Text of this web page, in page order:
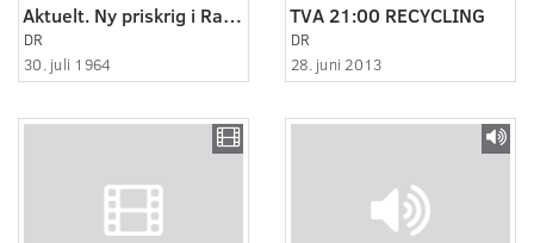
Aktuelt. Ny priskrig i Randers.
DR
30. juli 1964
TVA 21:00 RECYCLING
DR
28. juni 2013